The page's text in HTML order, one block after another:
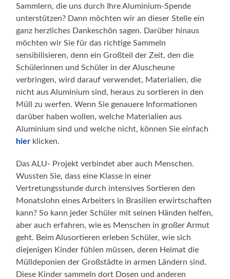
Sammlern, die uns durch Ihre Aluminium-Spende
unterstützen? Dann möchten wir an dieser Stelle ein
ganz herzliches Dankeschön sagen. Darüber hinaus
möchten wir Sie für das richtige Sammeln
sensibilisieren, denn ein Großteil der Zeit, den die
Schülerinnen und Schüler in der Aluscheune
verbringen, wird darauf verwendet, Materialien, die
nicht aus Aluminium sind, heraus zu sortieren in den
Müll zu werfen. Wenn Sie genauere Informationen
darüber haben wollen, welche Materialien aus
Aluminium sind und welche nicht, können Sie einfach
hier klicken.
Das ALU- Projekt verbindet aber auch Menschen.
Wussten Sie, dass eine Klasse in einer
Vertretungsstunde durch intensives Sortieren den
Monatslohn eines Arbeiters in Brasilien erwirtschaften
kann? So kann jeder Schüler mit seinen Händen helfen,
aber auch erfahren, wie es Menschen in großer Armut
geht. Beim Alusortieren erleben Schüler, wie sich
diejenigen Kinder fühlen müssen, deren Heimat die
Mülldeponien der Großstädte in armen Ländern sind.
Diese Kinder sammeln dort Dosen und anderen